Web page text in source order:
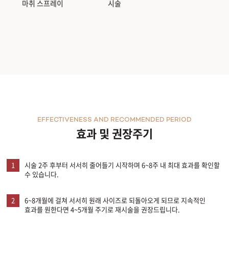
마취 스프레이 시술
효과 및 권장주기
EFFECTIVENESS AND RECOMMENDED PERIOD
1
시술 2주 후부터 서서히 줄어들기 시작하며 6~8주 내 최대 효과를 확인할
수 있습니다.
2
6~8개월에 걸쳐 서서히 원래 사이즈로 되돌아오게 되므로 지속적인
효과를 원한다면 4~5개월 주기로 재시술을 권장드립니다.